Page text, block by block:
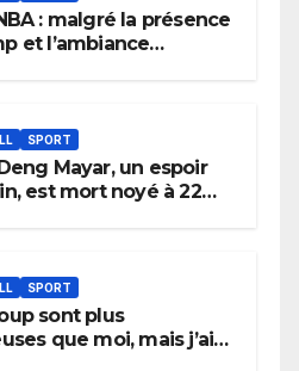
: malgré la présence
et l’ambiance
SPORT
Mayar, un espoir
est mort noyé à 22
SPORT
sont plus
que moi, mais j’ai